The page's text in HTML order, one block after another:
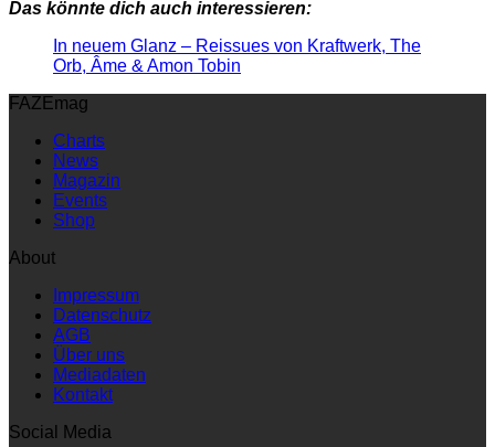
Das könnte dich auch interessieren:
In neuem Glanz – Reissues von Kraftwerk, The
Orb, Âme & Amon Tobin
FAZEmag
Charts
News
Magazin
Events
Shop
About
Impressum
Datenschutz
AGB
Über uns
Mediadaten
Kontakt
Social Media